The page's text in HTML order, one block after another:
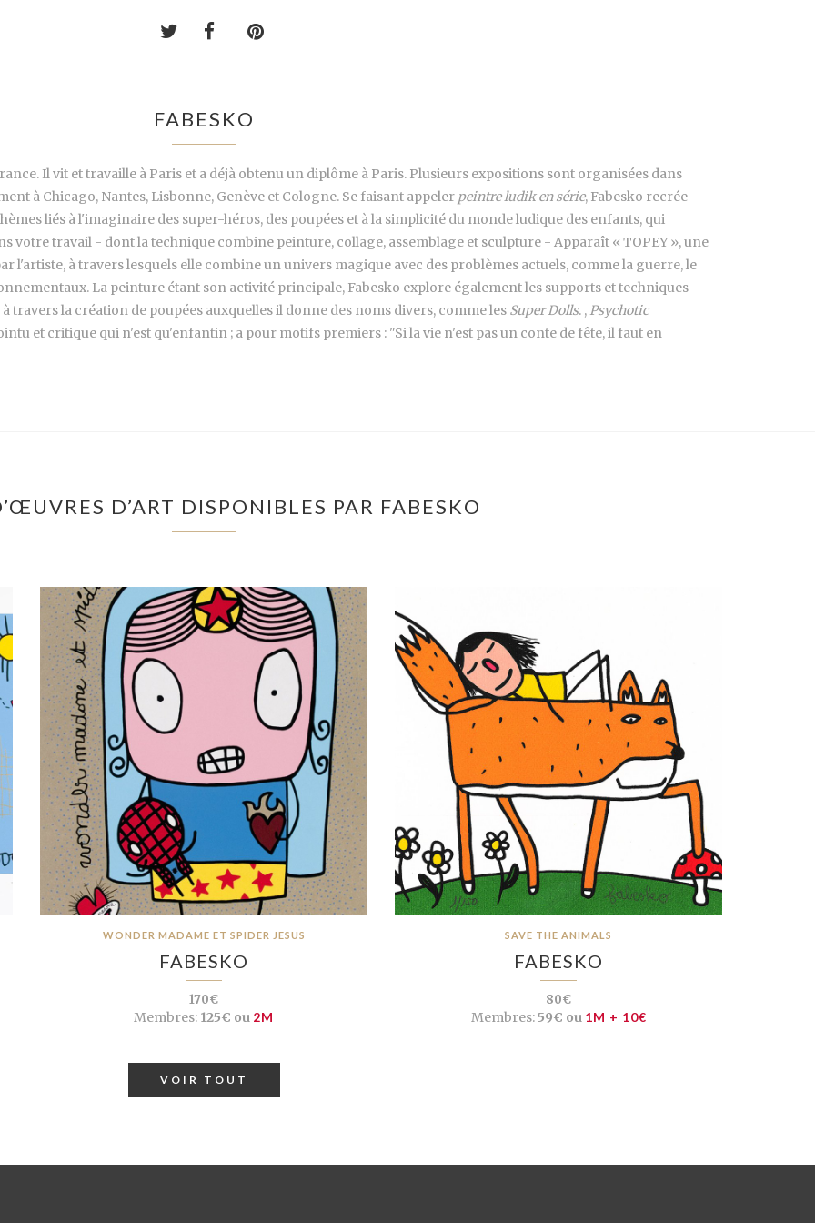
FABESKO
Il vit et travaille à Paris et a déjà obtenu un diplôme à Paris. Plusieurs expositions sont organisées dans
à Chicago, Nantes, Lisbonne, Genève et Cologne. Se faisant appeler peintre ludik en série, Fabesko recrée
liés à l'imaginaire des super-héros, des poupées et à la simplicité du monde ludique des enfants, qui
votre travail - dont la technique combine peinture, collage, assemblage et sculpture - Apparaît « TOPEY », une
l'artiste, à travers lesquels elle combine un univers magique avec des problèmes actuels, comme la guerre, le
La peinture étant son activité principale, Fabesko explore également les supports et techniques
la création de poupées auxquelles il donne des noms divers, comme les Super Dolls. ,Psychotic
et critique qui n'est qu'enfantin ; a pour motifs premiers : "Si la vie n'est pas un conte de fête, il faut en
D’ART DISPONIBLES PAR FABESKO
WONDER MADAME ET SPIDER JESUS
FABESKO
170€
Membres: 125€ ou 2M
SAVE THE ANIMALS
FABESKO
80€
Membres:59€ ou 1M + 10€
VOIR TOUT